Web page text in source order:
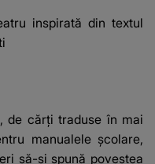
inspirată din textul
de cărți traduse în mai
manualele școlare,
să-și spună povestea